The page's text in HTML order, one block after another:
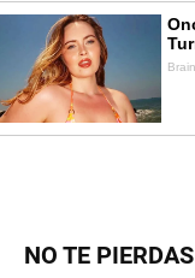
NO TE PIERDAS